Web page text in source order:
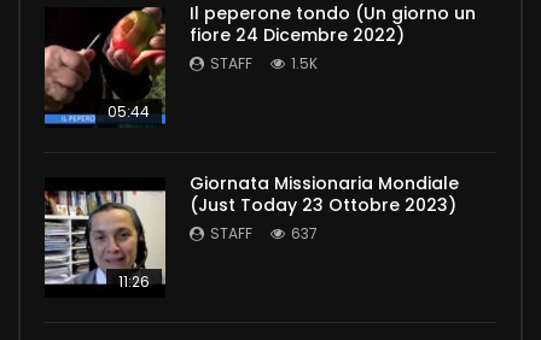
05:44
Il peperone tondo (Un giorno un
fiore 24 Dicembre 2022)
STAFF 1.5K
11:26
Giornata Missionaria Mondiale
(Just Today 23 Ottobre 2023)
STAFF 637